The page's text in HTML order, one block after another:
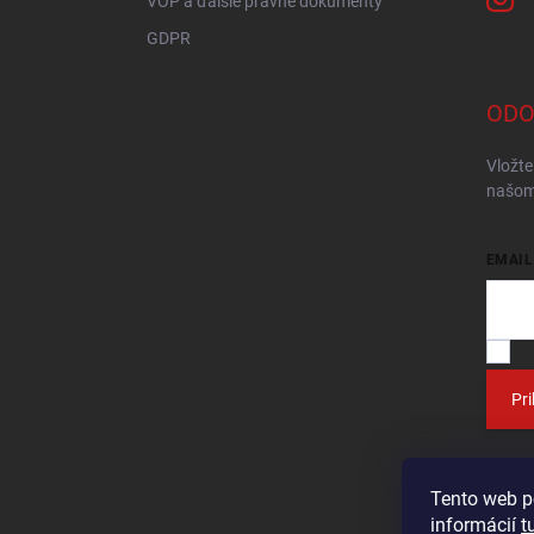
Tento web
informácií
GDPR
EMAIL